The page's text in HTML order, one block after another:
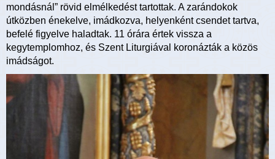
mondásnál” rövid elmélkedést tartottak. A zarándokok
útközben énekelve, imádkozva, helyenként csendet tartva,
befelé figyelve haladtak. 11 órára értek vissza a
kegytemplomhoz, és Szent Liturgiával koronázták a közös
imádságot.